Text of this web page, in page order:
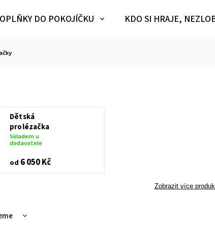
DO POKOJÍČKU KDO SI HRAJE,
Dětská
prolézačka
Skladem u
dodavatele
od 6 050 Kč
Zobrazit více